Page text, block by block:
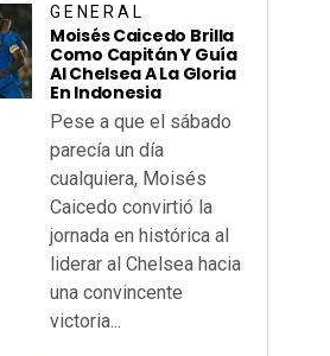
GENERAL
Moisés Caicedo Brilla
Como Capitán Y Guía
Al Chelsea A La Gloria
En Indonesia
Pese a que el sábado
parecía un día
cualquiera, Moisés
Caicedo convirtió la
jornada en histórica al
liderar al Chelsea hacia
una convincente
victoria...